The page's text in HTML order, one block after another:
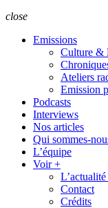
close
Emissions
Culture &
Ateliers
Emission
Podcasts
Interviews
Nos articles
Qui sommes-
L’équipe
Voir +
Contact
Crédits